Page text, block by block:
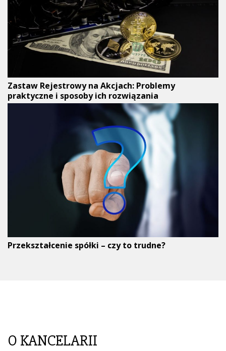
Zastaw Rejestrowy na Akcjach: Problemy
praktyczne i sposoby ich rozwiązania
Przekształcenie spółki – czy to trudne?
O KANCELARII